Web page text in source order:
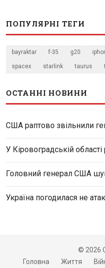
ПОПУЛЯРНІ ТЕГИ
bayraktar f-35 g20
spacex starlink taurus
ОСТАННІ НОВИНИ
США раптово звільнили
У Кіровоградській області
Головний генерал США
Україна погодилася не
© 2026
Головна
Життя